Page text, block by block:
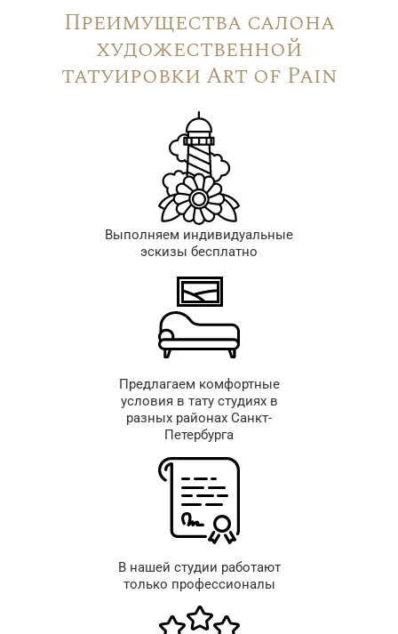
Преимущества салона
художественной
татуировки Art of Pain
Выполняем индивидуальные
эскизы бесплатно
Предлагаем комфортные
условия в тату студиях в
разных районах Санкт-
Петербурга
В нашей студии работают
только профессионалы